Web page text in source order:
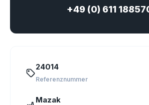
+49 (0) 611
24014
Referenznummer
Mazak